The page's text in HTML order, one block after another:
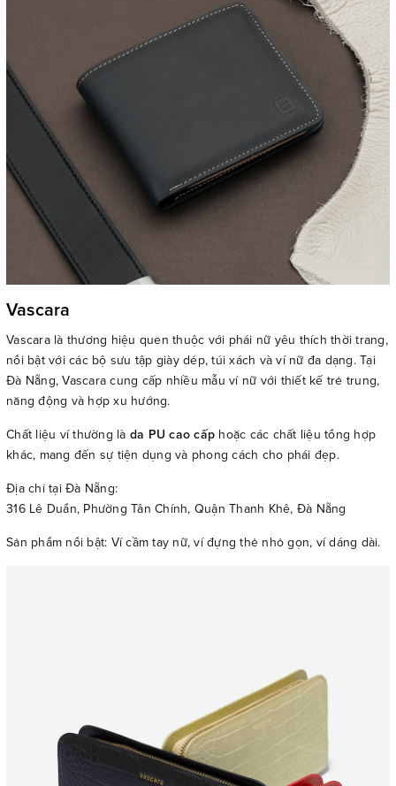
Vascara
Vascara là thương hiệu quen thuộc với phái nữ yêu thích thời trang,
nổi bật với các bộ sưu tập giày dép, túi xách và ví nữ đa dạng. Tại
Đà Nẵng, Vascara cung cấp nhiều mẫu ví nữ với thiết kế trẻ trung,
năng động và hợp xu hướng.
Chất liệu ví thường là da PU cao cấp hoặc các chất liệu tổng hợp
khác, mang đến sự tiện dụng và phong cách cho phái đẹp.
Địa chỉ tại Đà Nẵng:
316 Lê Duẩn, Phường Tân Chính, Quận Thanh Khê, Đà Nẵng
Sản phẩm nổi bật: Ví cầm tay nữ, ví đựng thẻ nhỏ gọn, ví dáng dài.